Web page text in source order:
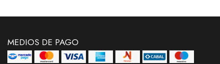
MEDIOS DE PAGO